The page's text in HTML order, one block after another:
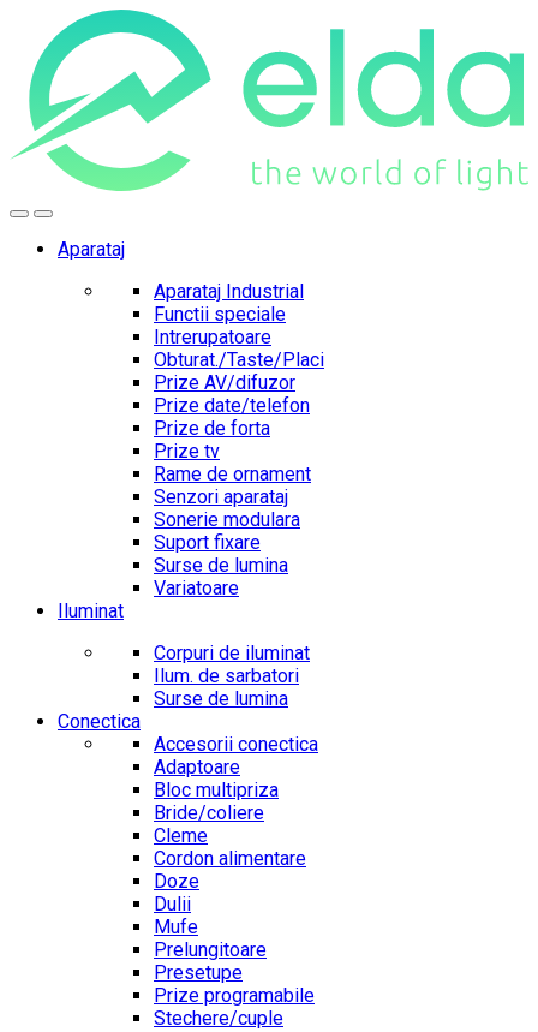
navigation
content
Aparataj
Aparataj Industrial
Functii speciale
Intrerupatoare
Obturat./Taste/Placi
Prize AV/difuzor
Prize date/telefon
Prize de forta
Prize tv
Rame de ornament
Senzori aparataj
Sonerie modulara
Suport fixare
Surse de lumina
Variatoare
Iluminat
Corpuri de iluminat
Ilum. de sarbatori
Surse de lumina
Conectica
Accesorii conectica
Adaptoare
Bloc multipriza
Bride/coliere
Cleme
Cordon alimentare
Doze
Dulii
Mufe
Prelungitoare
Presetupe
Prize programabile
Stechere/cuple